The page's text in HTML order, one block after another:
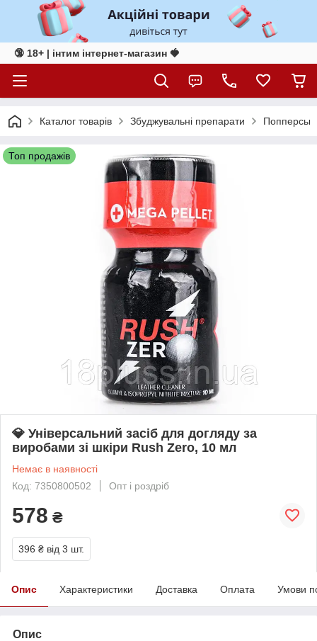
🔞 18+ | інтим інтернет-магазин 🍓
Каталог товарів Збуджувальні препарати Попперсы
Топ продажів
💎 Універсальний засіб для догляду за
виробами зі шкіри Rush Zero, 10 мл
Немає в наявності
Код: 7350800502
Опт і роздріб
578 ₴
396 ₴ від 3 шт.
Опис Характеристики Доставка Оплата Умови
Опис